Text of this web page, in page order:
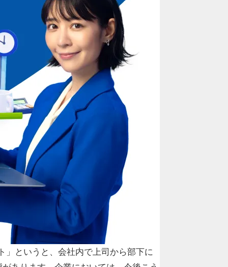
」というと、会社内で上司から部下に